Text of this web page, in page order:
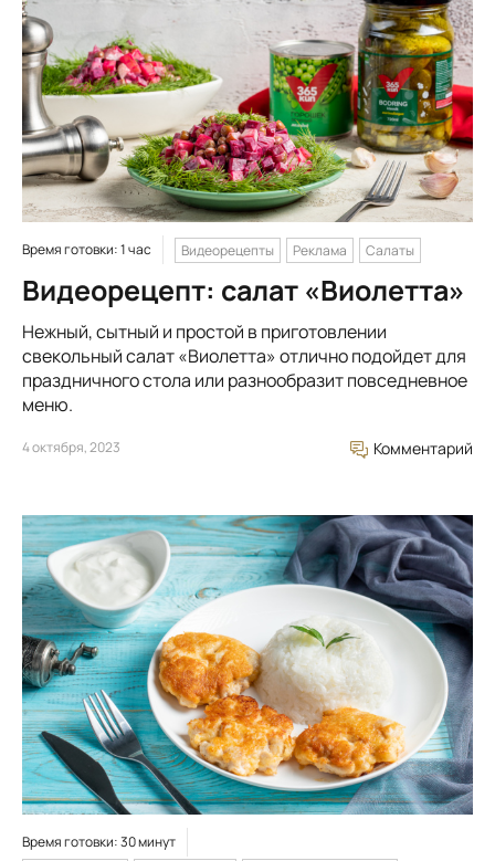
Время готовки: 1 час Видеорецепты Реклама Салаты
Видеорецепт: салат «Виолетта»
Нежный, сытный и простой в приготовлении
свекольный салат «Виолетта» отлично подойдет для
праздничного стола или разнообразит повседневное
меню.
4 октября, 2023 Комментарий
Время готовки: 30 минут